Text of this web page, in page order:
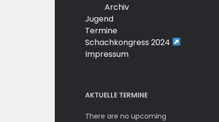
Archiv
Jugend
Termine
Schachkongress 2024
Impressum
AKTUELLE TERMINE
There are no upcoming